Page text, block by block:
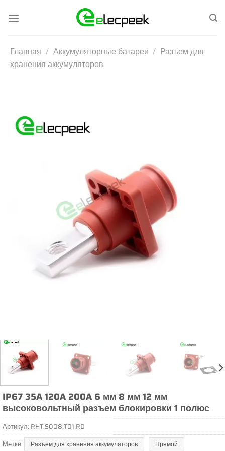
Главная / Аккумуляторные батареи / Разъем для
хранения аккумуляторов
IP67 35A 120A 200A 6 мм 8 мм 12 мм
высоковольтный разъем блокировки 1 полюс
Артикул: RHT.S008.T01.RD
Метки:
Разъем для хранения аккумуляторов
Прямой